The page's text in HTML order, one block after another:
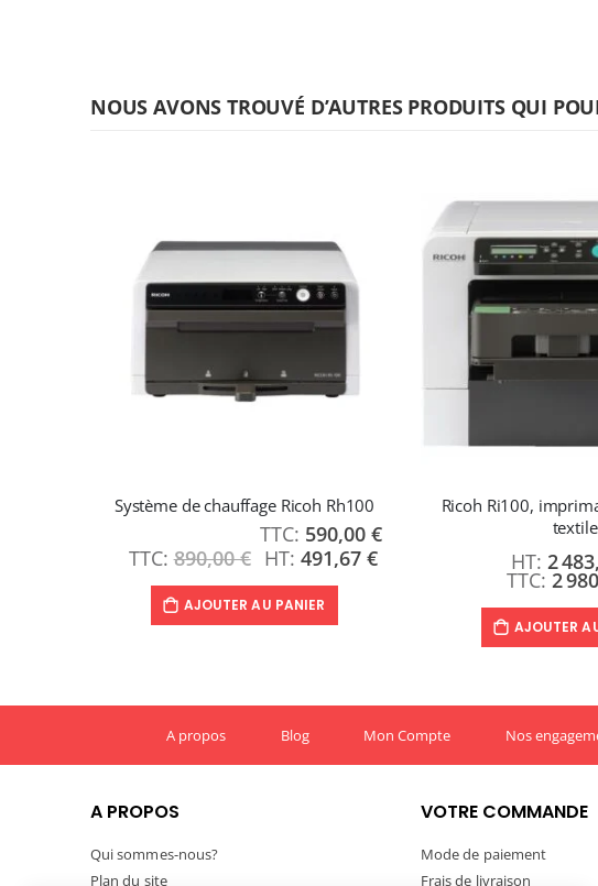
NOUS AVONS TROUVÉ D’AUTRES PRODUITS QUI
Système de chauffage Ricoh Rh100
890,00 €
Prix
Spécial
590,00 €
491,67 €
AJOUTER AU PANIER
Ricoh Ri100,
textile
2
2
AJOUTER
A propos Blog Mon Compte Nos
A PROPOS
Qui sommes-nous?
Plan du site
VOTRE COMMANDE
Mode de paiement
Frais de livraison